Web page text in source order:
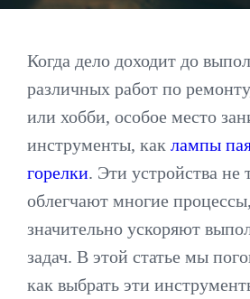
Когда дело доходит до
различных работ по
или хобби, особое место
инструменты, как лампы
горелки. Эти устройства не
облегчают многие
значительно ускоряют
задач. В этой статье мы
как выбрать эти